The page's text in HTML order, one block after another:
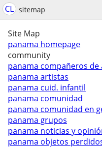
CL sitemap
Site Map
panama homepage
community
panama compañeros de
panama artistas
panama cuid. infantil
panama comunidad
panama comunidad en
panama grupos
panama noticias y
panama objetos